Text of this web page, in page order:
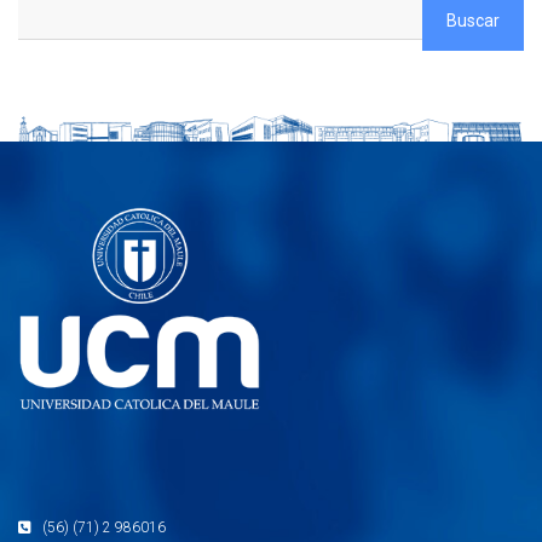
(56) (71) 2 986016